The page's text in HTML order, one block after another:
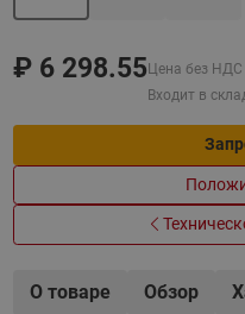
₽ 6 298.55 Цена без НДС
Входит в
О товаре Обзор